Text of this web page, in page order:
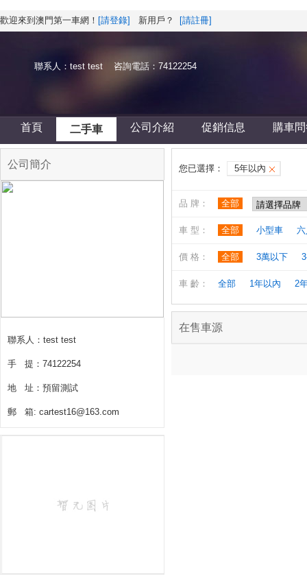
歡迎來到澳門第一車網！ [請登錄] 新用戶？ [請註冊]
聯系人：test test 咨詢電話：74122254
首頁 二手車 公司介紹 促銷信息 購車
公司簡介
聯系人：test test
手 提：74122254
地 址：預留測試
郵 箱: cartest16@163.com
您已選擇： 5年以內
品 牌： 全部
車 型： 全部 小型車
價 格： 全部 3萬以下
車 齡： 全部 1年以內 2
在售車源